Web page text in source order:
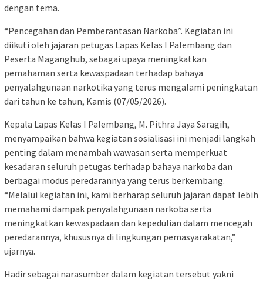
dengan tema.
“Pencegahan dan Pemberantasan Narkoba”. Kegiatan ini
diikuti oleh jajaran petugas Lapas Kelas I Palembang dan
Peserta Maganghub, sebagai upaya meningkatkan
pemahaman serta kewaspadaan terhadap bahaya
penyalahgunaan narkotika yang terus mengalami peningkatan
dari tahun ke tahun, Kamis (07/05/2026).
Kepala Lapas Kelas I Palembang, M. Pithra Jaya Saragih,
menyampaikan bahwa kegiatan sosialisasi ini menjadi langkah
penting dalam menambah wawasan serta memperkuat
kesadaran seluruh petugas terhadap bahaya narkoba dan
berbagai modus peredarannya yang terus berkembang.
“Melalui kegiatan ini, kami berharap seluruh jajaran dapat lebih
memahami dampak penyalahgunaan narkoba serta
meningkatkan kewaspadaan dan kepedulian dalam mencegah
peredarannya, khususnya di lingkungan pemasyarakatan,”
ujarnya.
Hadir sebagai narasumber dalam kegiatan tersebut yakni